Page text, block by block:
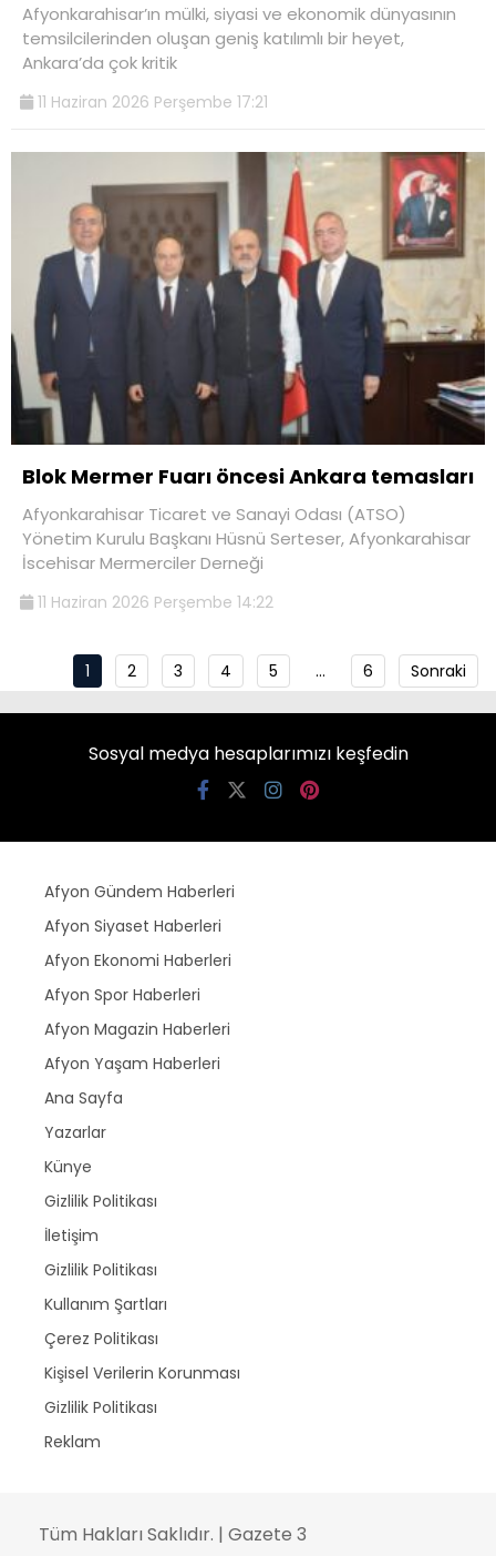
Afyonkarahisar’ın mülki, siyasi ve ekonomik dünyasının
temsilcilerinden oluşan geniş katılımlı bir heyet,
Ankara’da çok kritik
11 Haziran 2026 Perşembe 17:21
Blok Mermer Fuarı öncesi Ankara temasları
Afyonkarahisar Ticaret ve Sanayi Odası (ATSO)
Yönetim Kurulu Başkanı Hüsnü Serteser, Afyonkarahisar
İscehisar Mermerciler Derneği
11 Haziran 2026 Perşembe 14:22
1 2 3 4 5 … 6 Sonraki
Sosyal medya hesaplarımızı keşfedin
Afyon Gündem Haberleri
Afyon Siyaset Haberleri
Afyon Ekonomi Haberleri
Afyon Spor Haberleri
Afyon Magazin Haberleri
Afyon Yaşam Haberleri
Ana Sayfa
Yazarlar
Künye
Gizlilik Politikası
İletişim
Gizlilik Politikası
Kullanım Şartları
Çerez Politikası
Kişisel Verilerin Korunması
Gizlilik Politikası
Reklam
Tüm Hakları Saklıdır. | Gazete 3